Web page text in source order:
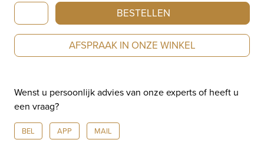
Georg
Jensen
Offspring
Oorhangers
BESTELLEN
AFSPRAAK IN ONZE WINKEL
Wenst u persoonlijk advies van onze experts of heeft u
een vraag?
BEL APP MAIL